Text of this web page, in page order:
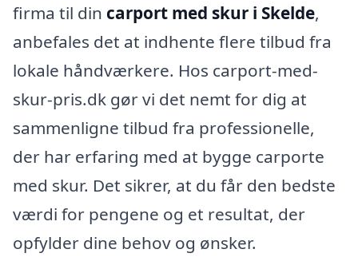
firma til din carport med skur i Skelde,
anbefales det at indhente flere tilbud fra
lokale håndværkere. Hos carport-med-
skur-pris.dk gør vi det nemt for dig at
sammenligne tilbud fra professionelle,
der har erfaring med at bygge carporte
med skur. Det sikrer, at du får den bedste
værdi for pengene og et resultat, der
opfylder dine behov og ønsker.